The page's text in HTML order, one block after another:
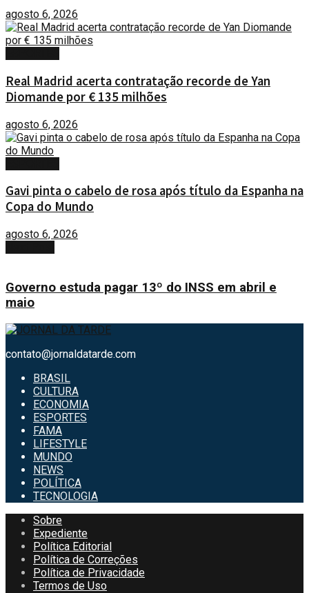
agosto 6, 2026
Real Madrid acerta contratação recorde de Yan
Diomande por € 135 milhões
agosto 6, 2026
Gavi pinta o cabelo de rosa após título da Espanha na
Copa do Mundo
agosto 6, 2026
Governo estuda pagar 13º do INSS em abril e
maio
contato@jornaldatarde.com
BRASIL
CULTURA
ECONOMIA
ESPORTES
FAMA
LIFESTYLE
MUNDO
NEWS
POLÍTICA
TECNOLOGIA
Sobre
Expediente
Política Editorial
Política de Correções
Política de Privacidade
Termos de Uso